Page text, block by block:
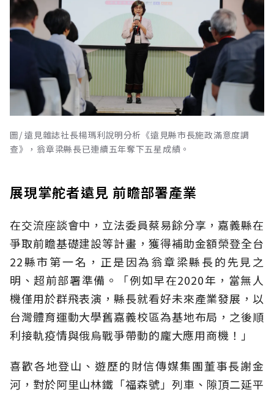
圖/ 遠見雜誌社長楊瑪利說明分析《遠見縣市長施政滿意度調
查》，翁章梁縣長已連續五年奪下五星成績。
展現掌舵者遠見 前瞻部署產業
在交流座談會中，立法委員蔡易餘分享，嘉義縣在
爭取前瞻基礎建設等計畫，獲得補助金額榮登全台
22縣市第一名，正是因為翁章梁縣長的先見之
明、超前部署準備。「例如早在2020年，當無人
機僅用於群飛表演，縣長就看好未來產業發展，以
台灣體育運動大學舊嘉義校區為基地布局，之後順
利接軌疫情與俄烏戰爭帶動的龐大應用商機！」
喜歡各地登山、遊歷的財信傳媒集團董事長謝金
河，對於阿里山林鐵「福森號」列車、隙頂二延平